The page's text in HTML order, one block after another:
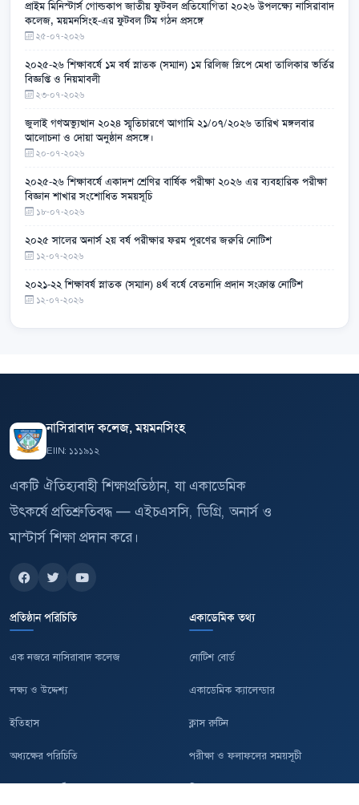
প্রাইম মিনিস্টার্স গোল্ডকাপ জাতীয় ফুটবল প্রতিযোগিতা ২০২৬ উপলক্ষ্যে নাসিরাবাদ
কলেজ, ময়মনসিংহ-এর ফুটবল টিম গঠন প্রসঙ্গে
২৫-০৭-২০২৬
২০২৫-২৬ শিক্ষাবর্ষে ১ম বর্ষ স্নাতক (সম্মান) ১ম রিলিজ স্লিপে মেধা তালিকার ভর্তির
বিজ্ঞপ্তি ও নিয়মাবলী
২৩-০৭-২০২৬
জুলাই গণঅভ্যুত্থান ২০২৪ স্মৃতিচারণে আগামি ২১/০৭/২০২৬ তারিখ মঙ্গলবার
আলোচনা ও দোয়া অনুষ্ঠান প্রসঙ্গে।
২০-০৭-২০২৬
২০২৫-২৬ শিক্ষাবর্ষে একাদশ শ্রেণির বার্ষিক পরীক্ষা ২০২৬ এর ব্যবহারিক পরীক্ষা
বিজ্ঞান শাখার সংশোধিত সময়সূচি
১৮-০৭-২০২৬
২০২৫ সালের অনার্স ২য় বর্ষ পরীক্ষার ফরম পূরণের জরুরি নোটিশ
১২-০৭-২০২৬
২০২১-২২ শিক্ষাবর্ষ স্নাতক (সম্মান) ৪র্থ বর্ষে বেতনাদি প্রদান সংক্রান্ত নোটিশ
১২-০৭-২০২৬
নাসিরাবাদ কলেজ, ময়মনসিংহ
EIIN: ১১১৯১২
একটি ঐতিহ্যবাহী শিক্ষাপ্রতিষ্ঠান, যা একাডেমিক
উৎকর্ষে প্রতিশ্রুতিবদ্ধ — এইচএসসি, ডিগ্রি, অনার্স ও
মাস্টার্স শিক্ষা প্রদান করে।
প্রতিষ্ঠান পরিচিতি
এক নজরে নাসিরাবাদ কলেজ
লক্ষ্য ও উদ্দেশ্য
ইতিহাস
অধ্যক্ষের পরিচিতি
একাডেমিক তথ্য
নোটিশ বোর্ড
একাডেমিক ক্যালেন্ডার
ক্লাস রুটিন
পরীক্ষা ও ফলাফলের সময়সূচী